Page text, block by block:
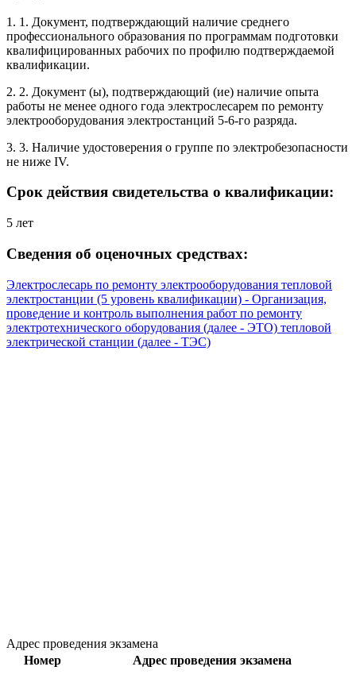
1. 1. Документ, подтверждающий наличие среднего
профессионального образования по программам подготовки
квалифицированных рабочих по профилю подтверждаемой
квалификации.
2. 2. Документ (ы), подтверждающий (ие) наличие опыта
работы не менее одного года электрослесарем по ремонту
электрооборудования электростанций 5-6-го разряда.
3. 3. Наличие удостоверения о группе по электробезопасности
не ниже IV.
Срок действия свидетельства о квалификации:
5 лет
Сведения об оценочных средствах:
Электрослесарь по ремонту электрооборудования тепловой
электростанции (5 уровень квалификации) - Организация,
проведение и контроль выполнения работ по ремонту
электротехнического оборудования (далее - ЭТО) тепловой
электрической станции (далее - ТЭС)
Адрес проведения экзамена
Номер
Адрес проведения экзамена